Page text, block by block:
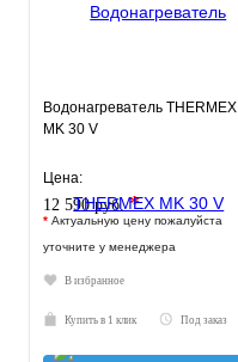
Водонагреватель THERMEX
MK 30 V
Цена:
12 590 руб.*
* Актуальную цену пожалуйста
уточните у менеджера
В избранное
Купить в 1 клик Под заказ